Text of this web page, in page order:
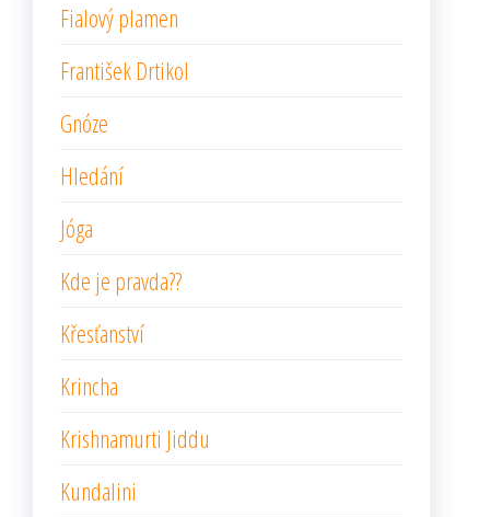
Fialový plamen
František Drtikol
Gnóze
Hledání
Jóga
Kde je pravda??
Křesťanství
Krincha
Krishnamurti Jiddu
Kundalini